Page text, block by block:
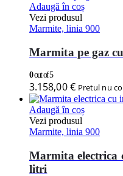
Adaugă în coș
Vezi produsul
Marmite, linia 900
Marmita pe gaz
0out of 5
3.158,00€ Pretul nu
Adaugă în coș
Vezi produsul
Marmite, linia 900
Marmita electrica
litri